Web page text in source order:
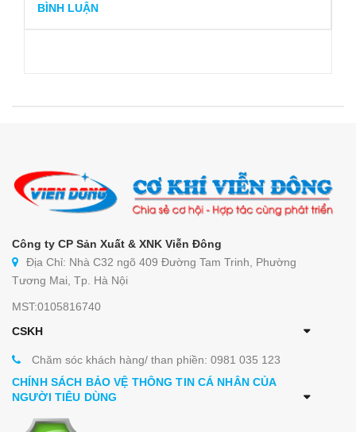
BÌNH LUẬN
Công ty CP Sản Xuất & XNK Viễn Đông
Địa Chỉ: Nhà C32 ngõ 409 Đường Tam Trinh, Phường
Tương Mai, Tp. Hà Nội
MST:0105816740
CSKH
Chăm sóc khách hàng/ than phiền: 0981 035 123
CHÍNH SÁCH BẢO VỆ THÔNG TIN CÁ NHÂN CỦA
NGƯỜI TIÊU DÙNG